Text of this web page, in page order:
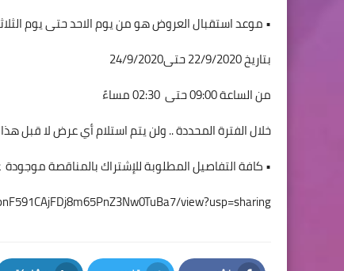
• موعد استقبال العروض هو من يوم الاحد حتى يوم
بتاريخ 22/9/2020 حتى24/9/2020
من الساعة 09:00 حتى 02:30 مساءً
خلال الفترة المحددة .. ولن يتم استلام أي عرض لا قبل هذا
• كافة التفاصيل المطلوبة للإشتراك بالمناقصة موجودة
view?usp=sharing